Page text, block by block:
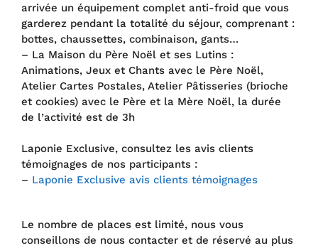
arrivée un équipement complet anti-froid que vous
garderez pendant la totalité du séjour, comprenant :
bottes, chaussettes, combinaison, gants…
– La Maison du Père Noël et ses Lutins :
Animations, Jeux et Chants avec le Père Noël,
Atelier Cartes Postales, Atelier Pâtisseries (brioche
et cookies) avec le Père et la Mère Noël, la durée
de l’activité est de 3h
Laponie Exclusive, consultez les avis clients
témoignages de nos participants :
– Laponie Exclusive avis clients témoignages
Le nombre de places est limité, nous vous
conseillons de nous contacter et de réservé au plus